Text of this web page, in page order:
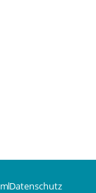
Datenschutz